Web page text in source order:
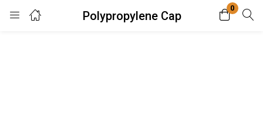
Polypropylene Cap
0
Login